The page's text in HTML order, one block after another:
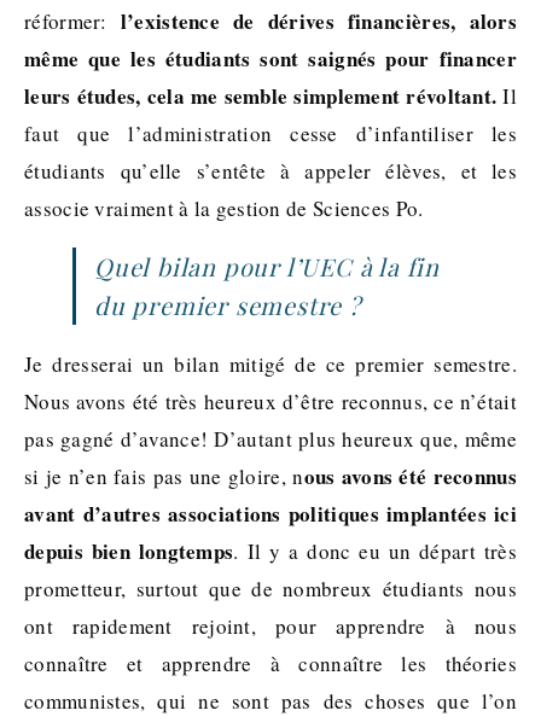
réformer: l’existence de dérives financières, alors
même que les étudiants sont saignés pour financer
leurs études, cela me semble simplement révoltant. Il
faut que l’administration cesse d’infantiliser les
étudiants qu’elle s’entête à appeler élèves, et les
associe vraiment à la gestion de Sciences Po.
Quel bilan pour l’UEC à la fin
du premier semestre ?
Je dresserai un bilan mitigé de ce premier semestre.
Nous avons été très heureux d’être reconnus, ce n’était
pas gagné d’avance! D’autant plus heureux que, même
si je n’en fais pas une gloire, nous avons été reconnus
avant d’autres associations politiques implantées ici
depuis bien longtemps. Il y a donc eu un départ très
prometteur, surtout que de nombreux étudiants nous
ont rapidement rejoint, pour apprendre à nous
connaître et apprendre à connaître les théories
communistes, qui ne sont pas des choses que l’on